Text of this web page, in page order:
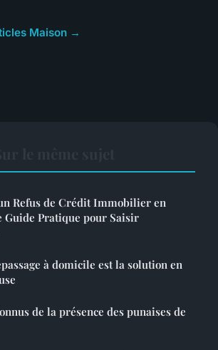
Maison →
Refus de Crédit Immobilier en
Guide Pratique pour Saisir
à domicile est la solution en
de la présence des punaises de